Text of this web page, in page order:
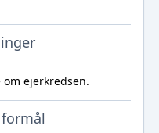
ejerkredsen.